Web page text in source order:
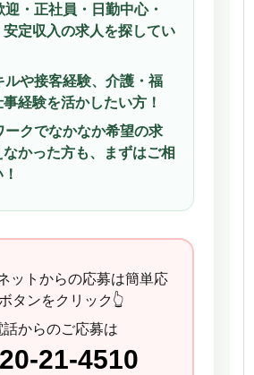
迎・正社員・日勤中心・
定収入の求人を探してい
ルや接客経験、介護・福
経験を活かしたい方！
ークでなかなか希望の求
なかった方も、まずはご相
ットからの応募は簡単応
タンをクリック👆
話からのご応募は
21-4510